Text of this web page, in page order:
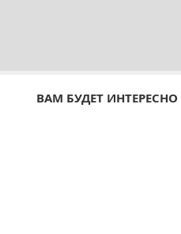
ВАМ БУДЕТ ИНТЕРЕСНО